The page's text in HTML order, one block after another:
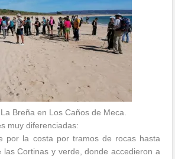
Breña en Los Caños de Meca.
muy diferenciadas:
por la costa por tramos de rocas hasta
las Cortinas y verde, donde accedieron a